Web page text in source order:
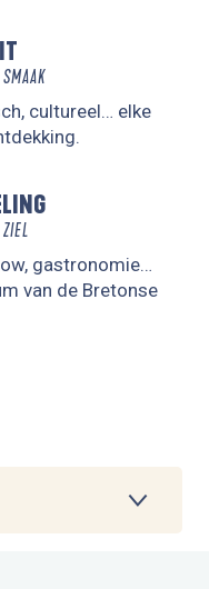
cultureel… elke
gastronomie…
van de Bretonse